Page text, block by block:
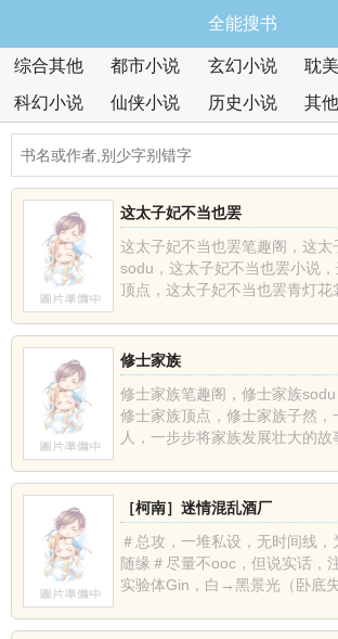
全能搜书
综合其他 都市小说 玄幻小说 耽
科幻小说
仙侠小说 历史小说 其
这太子妃不当也罢
这太子妃不当也罢笔趣阁，这太
sodu，这太子妃不当也罢小说
顶点，这太子妃不当也罢青灯花
修士家族
修士家族笔趣阁，修士家族sodu
修士家族顶点，修士家族子然，
人，一步步将家族发展壮大
［柯南］迷情混乱酒厂
＃总攻，一堆私设，无时间线
随缘＃尽量不ooc，但说实话，
实验体Gin，白→黑景光（卧底